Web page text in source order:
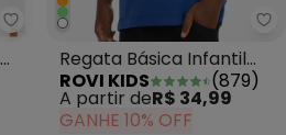
Brandili - Regata Infantil
Regata Básica Infantil
Masculina Azul
ROVI KIDS (879)
A partir deR$ 34,99
GANHE 10% OFF